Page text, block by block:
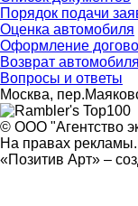
Порядок подачи
Оценка автомобиля
Оформление
Возврат автомобиля
Вопросы и ответы
Москва,
© ООО "Агентство
На правах
«Позитив Арт» –